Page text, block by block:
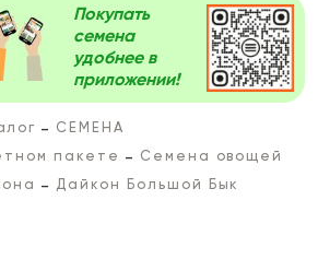
Покупать
семена
удобнее в
приложении!
СЕМЕНА
пакете
Семена овощей
Дайкон Большой Бык